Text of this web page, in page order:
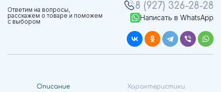
Ответим на вопросы,
расскажем о товаре и поможем
с выбором
8 (927) 326-28-28
Написать в WhatsApp
Описание Характеристики